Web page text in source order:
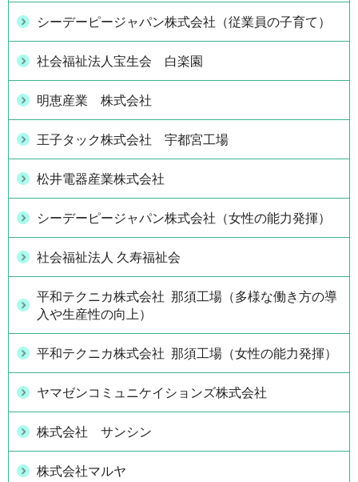
シーデーピージャパン株式会社（従業員の子育て）
社会福祉法人宝生会 白楽園
明恵産業 株式会社
王子タック株式会社 宇都宮工場
松井電器産業株式会社
シーデーピージャパン株式会社（女性の能力発揮）
社会福祉法人 久寿福祉会
平和テクニカ株式会社 那須工場（多様な働き方の導
入や生産性の向上）
平和テクニカ株式会社 那須工場（女性の能力発揮）
ヤマゼンコミュニケイションズ株式会社
株式会社 サンシン
株式会社マルヤ